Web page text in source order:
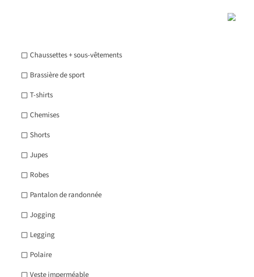
Chaussettes + sous-vêtements
Brassière de sport
T-shirts
Chemises
Shorts
Jupes
Robes
Pantalon de randonnée
Jogging
Legging
Polaire
Veste imperméable